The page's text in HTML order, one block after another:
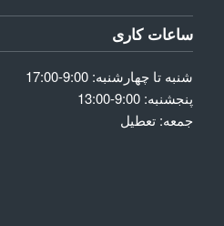
ساعات کاری
شنبه تا چهارشنبه: 9:00-17:00
پنجشنبه: 9:00-13:00
جمعه: تعطیل